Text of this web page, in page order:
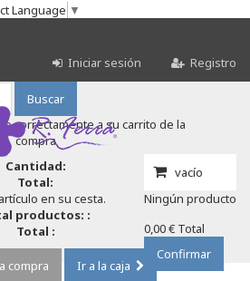
Language ▼
Iniciar sesión Registro
Buscar
vacío
Ningún producto
0,00 € Total
Confirmar
correctamente a su carrito de la
compra
Cantidad:
Total:
en su cesta.
productos: :
Total :
compra
Ir a la caja